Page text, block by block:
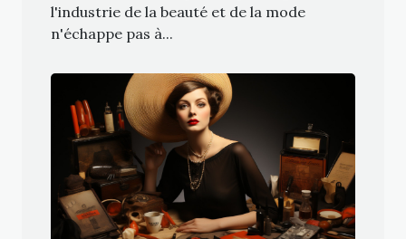
l'industrie de la beauté et de la mode
n'échappe pas à...